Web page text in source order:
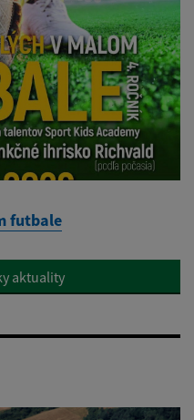
futbale
aktuality